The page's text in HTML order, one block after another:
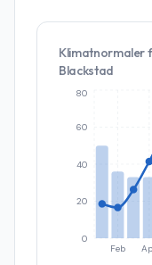
Klimatnormaler
Blackstad
Feb
0
20
40
60
80